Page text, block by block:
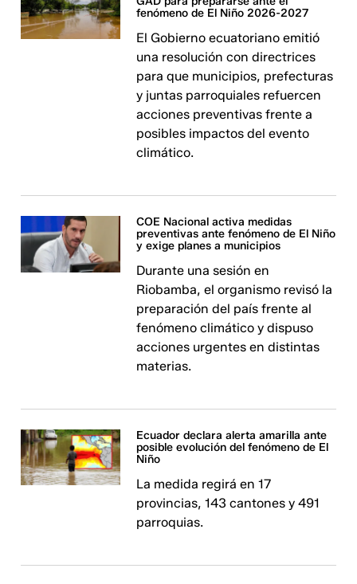
fenómeno de El Niño 2026-2027
El Gobierno ecuatoriano emitió
una resolución con directrices
para que municipios, prefecturas
y juntas parroquiales refuercen
acciones preventivas frente a
posibles impactos del evento
climático.
COE Nacional activa medidas
preventivas ante fenómeno de El Niño
y exige planes a municipios
Durante una sesión en
Riobamba, el organismo revisó la
preparación del país frente al
fenómeno climático y dispuso
acciones urgentes en distintas
materias.
Ecuador declara alerta amarilla ante
posible evolución del fenómeno de El
Niño
La medida regirá en 17
provincias, 143 cantones y 491
parroquias.